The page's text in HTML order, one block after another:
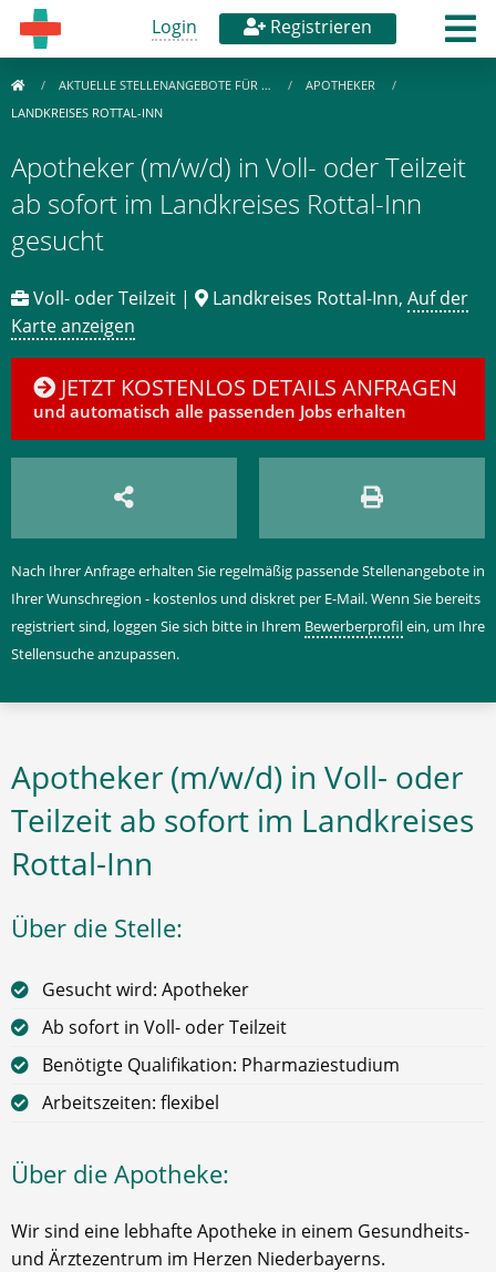
Login Registrieren
AKTUELLE STELLENANGEBOTE FÜR …
APOTHEKER
LANDKREISES ROTTAL-INN
Apotheker (m/w/d) in Voll- oder Teilzeit
ab sofort im Landkreises Rottal-Inn
gesucht
Voll- oder Teilzeit | Landkreises Rottal-Inn, Auf der
Karte anzeigen
JETZT KOSTENLOS DETAILS ANFRAGEN
und automatisch alle passenden Jobs erhalten
Nach Ihrer Anfrage erhalten Sie regelmäßig passende Stellenangebote in
Ihrer Wunschregion - kostenlos und diskret per E-Mail. Wenn Sie bereits
registriert sind, loggen Sie sich bitte in Ihrem Bewerberprofilein, um Ihre
Stellensuche anzupassen.
Apotheker (m/w/d) in Voll- oder
Teilzeit ab sofort im Landkreises
Rottal-Inn
Über die Stelle:
Gesucht wird: Apotheker
Ab sofort in Voll- oder Teilzeit
Benötigte Qualifikation: Pharmaziestudium
Arbeitszeiten: flexibel
Über die Apotheke:
Wir sind eine lebhafte Apotheke in einem Gesundheits-
und Ärztezentrum im Herzen Niederbayerns.